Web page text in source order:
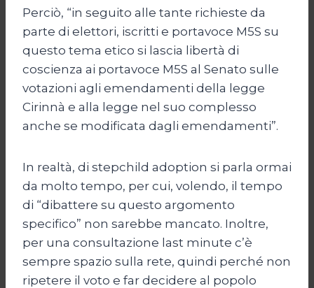
Perciò, “in seguito alle tante richieste da
parte di elettori, iscritti e portavoce M5S su
questo tema etico si lascia libertà di
coscienza ai portavoce M5S al Senato sulle
votazioni agli emendamenti della legge
Cirinnà e alla legge nel suo complesso
anche se modificata dagli emendamenti”.
In realtà, di stepchild adoption si parla ormai
da molto tempo, per cui, volendo, il tempo
di “dibattere su questo argomento
specifico” non sarebbe mancato. Inoltre,
per una consultazione last minute c’è
sempre spazio sulla rete, quindi perché non
ripetere il voto e far decidere al popolo